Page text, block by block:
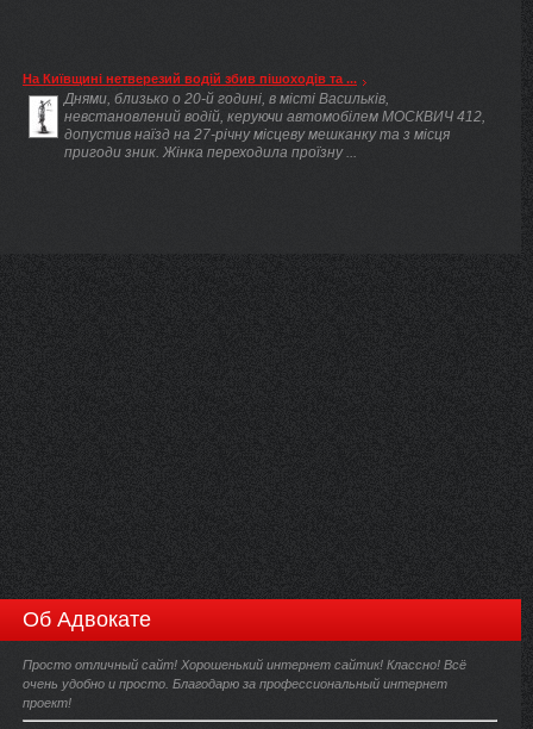
На Київщині нетверезий водій збив пішоходів та ...
Днями, близько о 20-й годині, в місті Васильків,
невстановлений водій, керуючи автомобілем МОСКВИЧ 412,
допустив наїзд на 27-річну місцеву мешканку та з місця
пригоди зник. Жінка переходила проїзну ...
Об Адвокате
Просто отличный сайт! Хорошенький интернет сайтик! Классно! Всё
очень удобно и просто. Благодарю за профессиональный интернет
проект!